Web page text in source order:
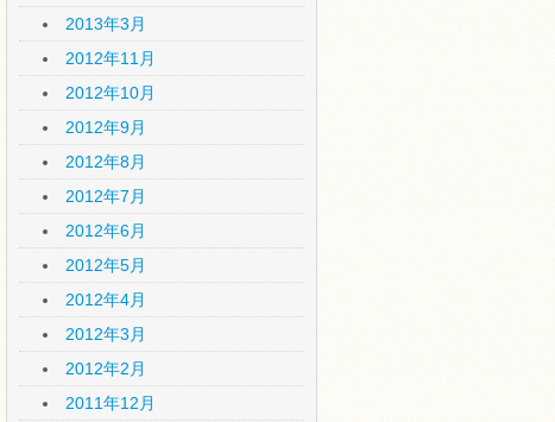
2013年3月
2012年11月
2012年10月
2012年9月
2012年8月
2012年7月
2012年6月
2012年5月
2012年4月
2012年3月
2012年2月
2011年12月